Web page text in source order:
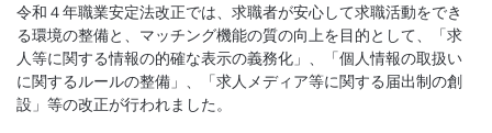
令和４年職業安定法改正では、求職者が安心して求職活動をでき
る環境の整備と、マッチング機能の質の向上を目的として、「求
人等に関する情報の的確な表示の義務化」、「個人情報の取扱い
に関するルールの整備」、「求人メディア等に関する届出制の創
設」等の改正が行われました。